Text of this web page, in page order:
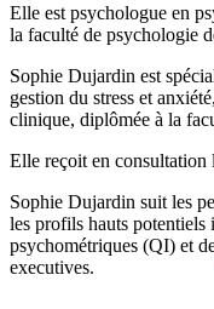
Elle est psychologue en
la faculté de psychologie
Sophie Dujardin est
gestion du stress et
clinique, diplômée à la
Elle reçoit en consultation
Sophie Dujardin suit les
les profils hauts
psychométriques (QI) et
executives.